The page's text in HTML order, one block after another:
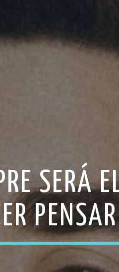
SERÁ